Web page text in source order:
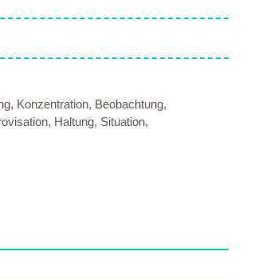
Konzentration, Beobachtung,
Haltung, Situation,